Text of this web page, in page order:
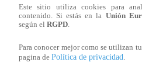
conquistar al jurado y al
dando inicio a un
potencia vocal del consagrado.
Este sitio utiliza cookies para
contenido. Si estás en la Unión
según el RGPD.
Para conocer mejor como se utilizan
pagina de Política de privacidad.